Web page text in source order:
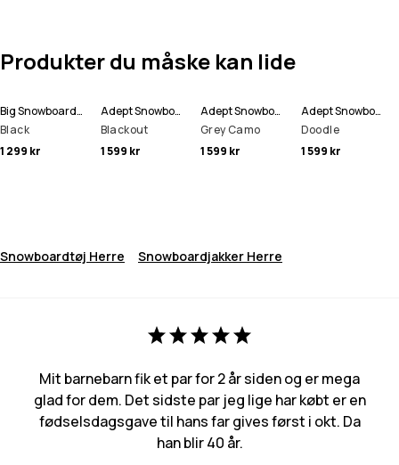
Produkter du måske kan lide
Big Snowboard Bukser Herre
Black
1 299 kr
Adept Snowboardjakke Herre
Blackout
1 599 kr
Adept Snowboardjakke Herre
Grey Camo
1 599 kr
Adept Snowboardjakke Herre
Doodle
1 599 kr
Snowboardtøj Herre Snowboardjakker Herre
Mit barnebarn fik et par for 2 år siden og er mega
glad for dem. Det sidste par jeg lige har købt er en
fødselsdagsgave til hans far gives først i okt. Da
han blir 40 år.